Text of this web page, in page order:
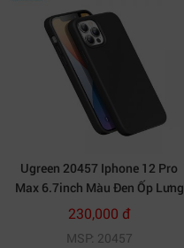
Ugreen 20457 Iphone 12 Pro
Max 6.7inch Màu Đen Ốp Lưng
điện thoại Silicone LP417
20020457
230,000 đ
MSP: 20457